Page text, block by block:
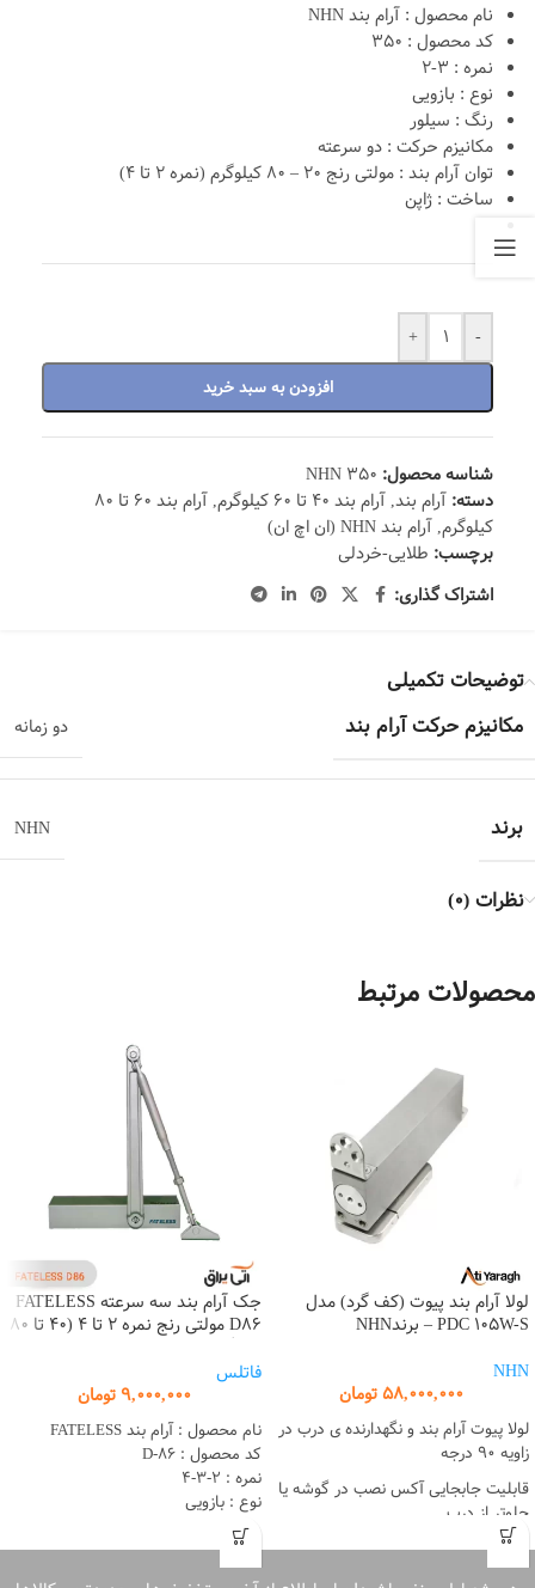
نام محصول : آرام بند NHN
کد محصول : 350
نمره : 3-2
نوع : بازویی
رنگ : سیلور
مکانیزم حرکت : دو سرعته
توان آرام بند : مولتی رنج 20 – 80 کیلوگرم (نمره 2 تا 4)
ساخت : ژاپن
-
+
افزودن به سبد خرید
شناسه محصول: NHN 350
دسته: آرام بند,آرام بند 40 تا 60 کیلوگرم ,
آرام بند 60 تا 80
کیلوگرم,آرام بند NHN (ان اچ ان)
برچسب: طلایی-خردلی
اشتراک گذاری:
توضیحات تکمیلی
مکانیزم حرکت آرام بند
دو زمانه
برند NHN
نظرات (0)
محصولات مرتبط
لولا آرام بند پیوت (کف گرد) مدل
PDC 105W-S – برندNHN
NHN
58,000,000تومان
لولا پیوت آرام بند و نگهدارنده ی درب در
زاویه 90 درجه
قابلیت جابجایی آکس نصب در گوشه یا
جلوتر از درب
قابلیت تنظیم اولیه و ثانویه
جک آرام بند سه سرعته FATELESS
D86 مولتی رنج نمره 2 تا 4 (40 تا 80
کیلوگرم)
فاتلس
9,000,000 تومان
نام محصول : آرام بند FATELESS
کد محصول : D-86
نمره : 2-3-4
نوع : بازویی
رنگ : سیلور
مکانیزم حرکت : سه سرعته